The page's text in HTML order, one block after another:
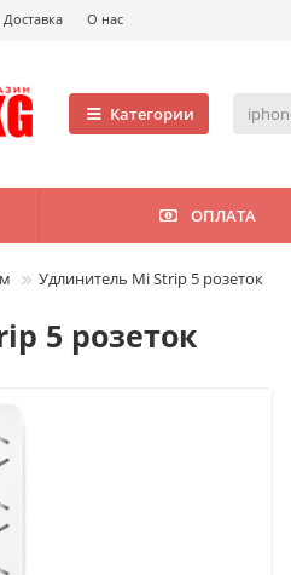
Доставка О нас
Категории
ОПЛАТА
Удлинитель Mi Strip 5 розеток
5 розеток